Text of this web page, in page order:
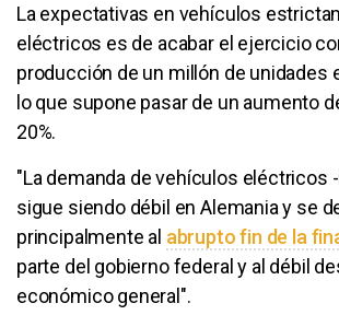
La expectativas en vehículos
eléctricos es de acabar el ejercicio
producción de un millón de unidades
lo que supone pasar de un aumento
20%.
"La demanda de vehículos eléctricos
sigue siendo débil en Alemania y se
principalmente al abrupto fin de la
parte del gobierno federal y al débil
económico general".